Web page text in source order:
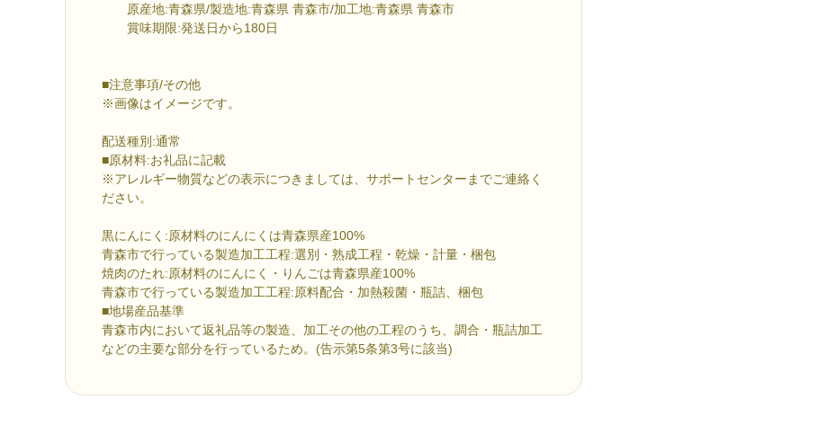
原産地:青森県/製造地:青森県 青森市/加工地:青森県 青森市
賞味期限:発送日から180日
■注意事項/その他
※画像はイメージです。
配送種別:通常
■原材料:お礼品に記載
※アレルギー物質などの表示につきましては、サポートセンターまでご連絡く
ださい。
黒にんにく:原材料のにんにくは青森県産100%
青森市で行っている製造加工工程:選別・熟成工程・乾燥・計量・梱包
焼肉のたれ:原材料のにんにく・りんごは青森県産100%
青森市で行っている製造加工工程:原料配合・加熱殺菌・瓶詰、梱包
■地場産品基準
青森市内において返礼品等の製造、加工その他の工程のうち、調合・瓶詰加工
などの主要な部分を行っているため。(告示第5条第3号に該当)